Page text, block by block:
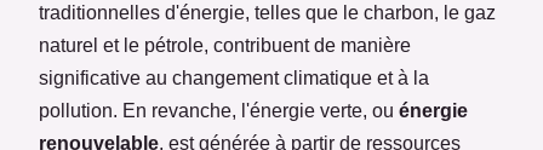
traditionnelles d'énergie, telles que le charbon, le gaz
naturel et le pétrole, contribuent de manière
significative au changement climatique et à la
pollution. En revanche, l'énergie verte, ou énergie
renouvelable, est générée à partir de ressources